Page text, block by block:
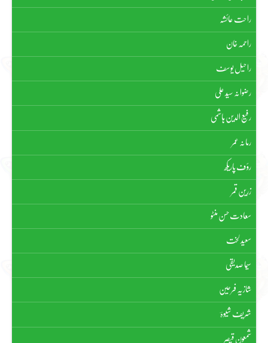
راحت عائشہ
راحمہ خان
راحیل یوسف
رضوانہ سیّد علی
رفیع الدین ہاشمی
رمانہ عمر
رؤف پاریکھ
زرین قمر
سعادت حسن منٹو
سعید لخت
سیما صدیقی
شازیہ فرحین
شریف شیوہؔ
شمعون قیصر